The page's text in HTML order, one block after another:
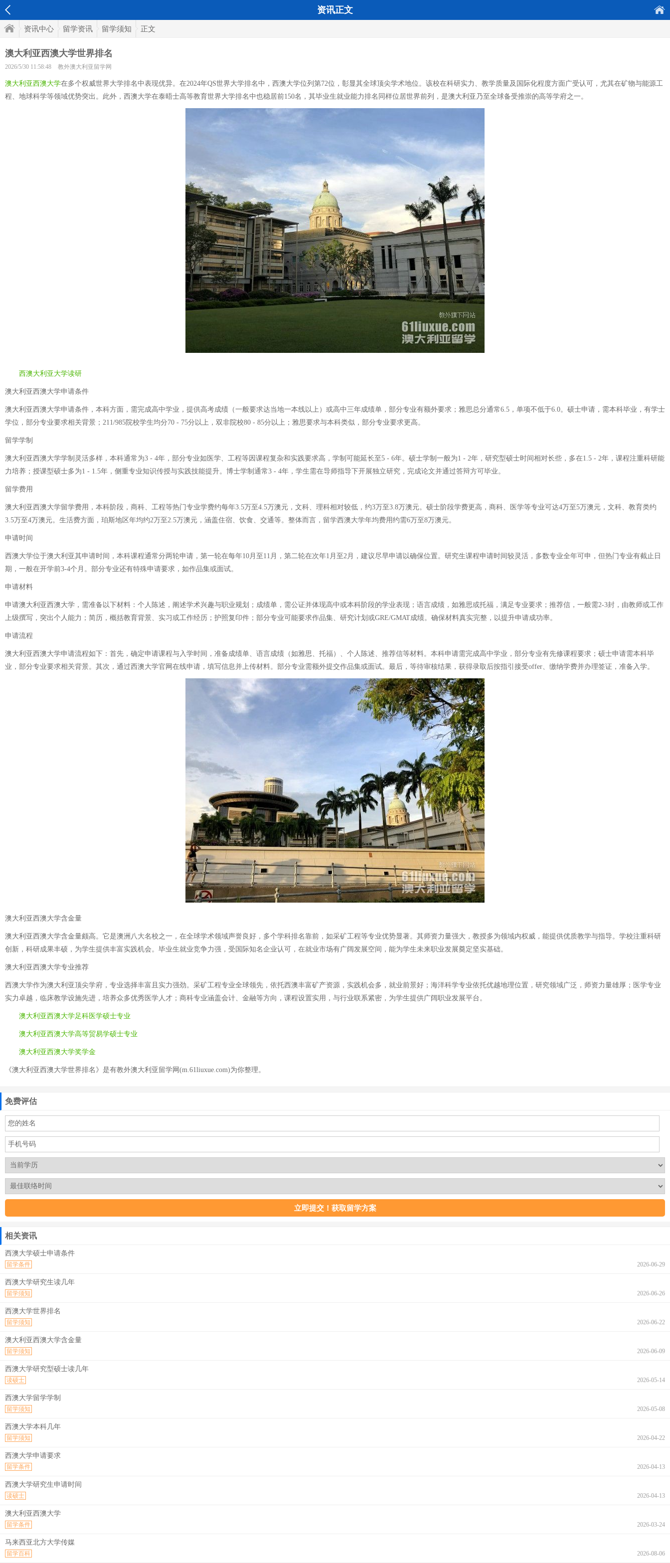
资讯正文
资讯中心 留学资讯 留学须知 正文
澳大利亚西澳大学世界排名
2026/5/30 11:58:48 教外澳大利亚留学网
澳大利亚西澳大学在多个权威世界大学排名中表现优异。在2024年QS世界大学排名中，西澳大学位列第72位，彰显其全球顶尖学术地位。该校在科研实力、教学质量及国际化程度方面广受认可，尤其在矿物与能源工
程、地球科学等领域优势突出。此外，西澳大学在泰晤士高等教育世界大学排名中也稳居前150名，其毕业生就业能力排名同样位居世界前列，是澳大利亚乃至全球备受推崇的高等学府之一。
西澳大利亚大学读研
澳大利亚西澳大学申请条件
澳大利亚西澳大学申请条件，本科方面，需完成高中学业，提供高考成绩（一般要求达当地一本线以上）或高中三年成绩单，部分专业有额外要求；雅思总分通常6.5，单项不低于6.0。硕士申请，需本科毕业，有学士
学位，部分专业要求相关背景；211/985院校学生均分70 - 75分以上，双非院校80 - 85分以上；雅思要求与本科类似，部分专业要求更高。
留学学制
澳大利亚西澳大学学制灵活多样，本科通常为3 - 4年，部分专业如医学、工程等因课程复杂和实践要求高，学制可能延长至5 - 6年。硕士学制一般为1 - 2年，研究型硕士时间相对长些，多在1.5 - 2年，课程注重科研能
力培养；授课型硕士多为1 - 1.5年，侧重专业知识传授与实践技能提升。博士学制通常3 - 4年，学生需在导师指导下开展独立研究，完成论文并通过答辩方可毕业。
留学费用
澳大利亚西澳大学留学费用，本科阶段，商科、工程等热门专业学费约每年3.5万至4.5万澳元，文科、理科相对较低，约3万至3.8万澳元。硕士阶段学费更高，商科、医学等专业可达4万至5万澳元，文科、教育类约
3.5万至4万澳元。生活费方面，珀斯地区年均约2万至2.5万澳元，涵盖住宿、饮食、交通等。整体而言，留学西澳大学年均费用约需6万至8万澳元。
申请时间
西澳大学位于澳大利亚其申请时间，本科课程通常分两轮申请，第一轮在每年10月至11月，第二轮在次年1月至2月，建议尽早申请以确保位置。研究生课程申请时间较灵活，多数专业全年可申，但热门专业有截止日
期，一般在开学前3-4个月。部分专业还有特殊申请要求，如作品集或面试。
申请材料
申请澳大利亚西澳大学，需准备以下材料：个人陈述，阐述学术兴趣与职业规划；成绩单，需公证并体现高中或本科阶段的学业表现；语言成绩，如雅思或托福，满足专业要求；推荐信，一般需2-3封，由教师或工作
上级撰写，突出个人能力；简历，概括教育背景、实习或工作经历；护照复印件；部分专业可能要求作品集、研究计划或GRE/GMAT成绩。确保材料真实完整，以提升申请成功率。
申请流程
澳大利亚西澳大学申请流程如下：首先，确定申请课程与入学时间，准备成绩单、语言成绩（如雅思、托福）、个人陈述、推荐信等材料。本科申请需完成高中学业，部分专业有先修课程要求；硕士申请需本科毕
业，部分专业要求相关背景。其次，通过西澳大学官网在线申请，填写信息并上传材料。部分专业需额外提交作品集或面试。最后，等待审核结果，获得录取后按指引接受offer、缴纳学费并办理签证，准备入学。
澳大利亚西澳大学含金量
澳大利亚西澳大学含金量颇高。它是澳洲八大名校之一，在全球学术领域声誉良好，多个学科排名靠前，如采矿工程等专业优势显著。其师资力量强大，教授多为领域内权威，能提供优质教学与指导。学校注重科研
创新，科研成果丰硕，为学生提供丰富实践机会。毕业生就业竞争力强，受国际知名企业认可，在就业市场有广阔发展空间，能为学生未来职业发展奠定坚实基础。
澳大利亚西澳大学专业推荐
西澳大学作为澳大利亚顶尖学府，专业选择丰富且实力强劲。采矿工程专业全球领先，依托西澳丰富矿产资源，实践机会多，就业前景好；海洋科学专业依托优越地理位置，研究领域广泛，师资力量雄厚；医学专业
实力卓越，临床教学设施先进，培养众多优秀医学人才；商科专业涵盖会计、金融等方向，课程设置实用，与行业联系紧密，为学生提供广阔职业发展平台。
澳大利亚西澳大学足科医学硕士专业
澳大利亚西澳大学高等贸易学硕士专业
澳大利亚西澳大学奖学金
《澳大利亚西澳大学世界排名》是有教外澳大利亚留学网(m.61liuxue.com)为你整理。
免费评估
相关资讯
西澳大学硕士申请条件
2026-06-29
留学条件
西澳大学研究生读几年
2026-06-26
留学须知
西澳大学世界排名
2026-06-22
留学须知
澳大利亚西澳大学含金量
2026-06-09
留学须知
西澳大学研究型硕士读几年
2026-05-14
读硕士
西澳大学留学学制
2026-05-08
留学须知
西澳大学本科几年
2026-04-22
留学须知
西澳大学申请要求
2026-04-13
留学条件
西澳大学研究生申请时间
2026-04-13
读硕士
澳大利亚西澳大学
2026-03-24
留学条件
马来西亚北方大学传媒
2026-08-06
留学百科